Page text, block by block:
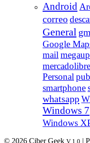
Android
correo
General
Google
mail
mercadolibre
Personal
smartphone
whatsapp
Windows 7
Windows
© 2026 Ciber Geek V 1.0 |